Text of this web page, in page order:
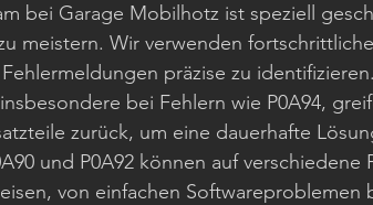
bei Garage Mobilhotz ist speziell
meistern. Wir verwenden
präzise zu
bei Fehlern wie P0A94,
zurück, um eine dauerhafte
und P0A92 können auf
von einfachen Softwareproblemen